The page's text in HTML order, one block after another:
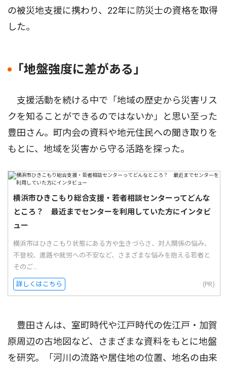
の被災地支援に携わり、22年に防災士の資格を取得
した。
｢地盤強度に差がある｣
支援活動を続ける中で「地域の歴史から災害リス
クを知ることができるのではないか」と思い至った
豊田さん。町内会の資料や地元住民への聞き取りを
もとに、地域を災害から守る活路を探った。
横浜市ひきこもり総合支援・若者相談センターってどんな
ところ？ 最近までセンターを利用していた方にインタビ
ュー
横浜市はひきこもり状態にある方や生きづらさ、対人関係の悩み、
不登校、進路や就労への不安など、さまざまな悩みを抱える若者と
そのご...
詳しくはこちら (PR)
豊田さんは、室町時代や江戸時代の佐江戸・加賀
原周辺の古地図など、さまざまな資料をもとに地盤
を研究。「河川の流路や居住地の位置、地名の由来